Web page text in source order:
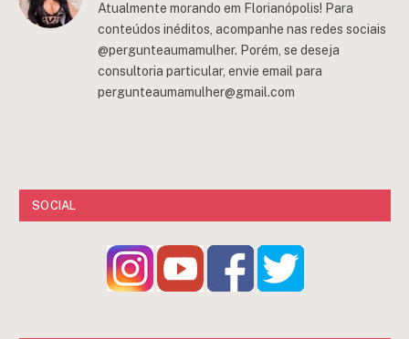
Atualmente morando em Florianópolis! Para
conteúdos inéditos, acompanhe nas redes sociais
@pergunteaumamulher. Porém, se deseja
consultoria particular, envie email para
pergunteaumamulher@gmail.com
SOCIAL